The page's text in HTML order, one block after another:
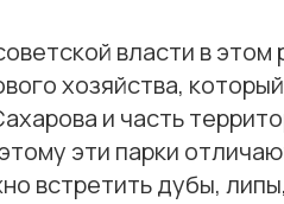
власти в этом
хозяйства,
и часть
эти парки
встретить дубы,